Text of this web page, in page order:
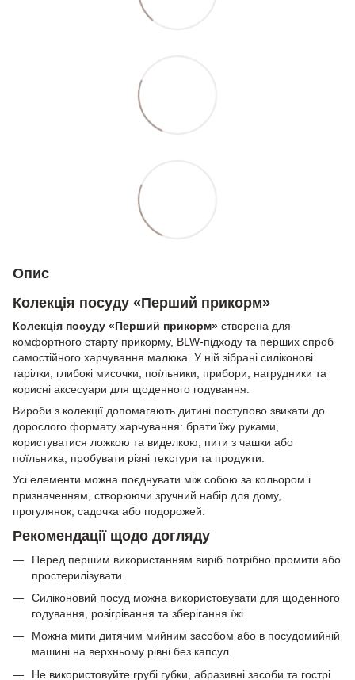
Опис
Колекція посуду «Перший прикорм»
Колекція посуду «Перший прикорм» створена для
комфортного старту прикорму, BLW-підходу та перших спроб
самостійного харчування малюка. У ній зібрані силіконові
тарілки, глибокі мисочки, поїльники, прибори, нагрудники та
корисні аксесуари для щоденного годування.
Вироби з колекції допомагають дитині поступово звикати до
дорослого формату харчування: брати їжу руками,
користуватися ложкою та виделкою, пити з чашки або
поїльника, пробувати різні текстури та продукти.
Усі елементи можна поєднувати між собою за кольором і
призначенням, створюючи зручний набір для дому,
прогулянок, садочка або подорожей.
Рекомендації щодо догляду
Перед першим використанням виріб потрібно промити або
простерилізувати.
Силіконовий посуд можна використовувати для щоденного
годування, розігрівання та зберігання їжі.
Можна мити дитячим мийним засобом або в посудомийній
машині на верхньому рівні без капсул.
Не використовуйте грубі губки, абразивні засоби та гострі